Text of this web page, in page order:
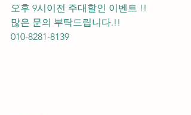
오후 9시이전 주대할인 이벤트 !!
많은 문의 부탁드립니다.!!
010-8281-8139